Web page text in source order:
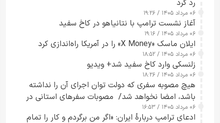
رد کرد
۰۶ مرداد ۱۴۰۵ / ۱۹:۲۶
آغاز نشست ترامپ با نتانیاهو در کاخ سفید
۰۶ مرداد ۱۴۰۵ / ۱۹:۱۶
ایلان ماسک «X Money» را در آمریکا راه‌اندازی کرد
۰۶ مرداد ۱۴۰۵ / ۱۸:۵۲
زلنسکی وارد کاخ سفید شد+ ویدیو
۰۶ مرداد ۱۴۰۵ / ۱۸:۲۶
هیچ مصوبه سفری که دولت توان اجرای آن را نداشته
باشد، امضا نخواهد شد/ مصوبات سفرهای استانی در
چارچوب قانون بودجه است+ عکس
۰۶ مرداد ۱۴۰۵ / ۱۶:۵۳
ادعای ترامپ دربارهٔ ایران: «اگر من برگردم و کار را تمام